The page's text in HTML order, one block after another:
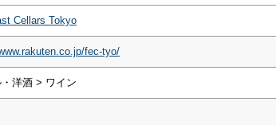
Cellars Tokyo
fec-tyo/
・洋酒 > ワイン